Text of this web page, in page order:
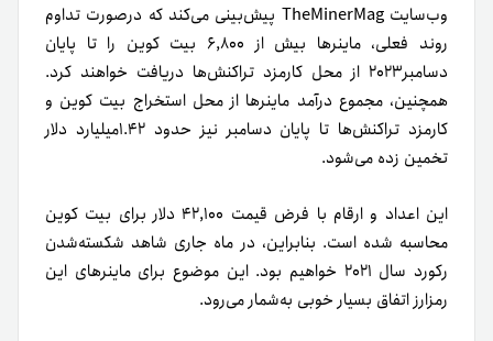
وب‌سایت TheMinerMag پیش‌بینی می‌کند که در‌صورت تداوم
روند فعلی، ماینرها بیش از ۶,۸۰۰ بیت کوین را تا پایان
دسامبر۲۰۲۳ از محل کارمزد تراکنش‌ها دریافت خواهند کرد.
همچنین، مجموع درآمد ماینرها از محل استخراج بیت کوین و
کارمزد تراکنش‌ها تا پایان دسامبر نیز حدود ۱.۴۲میلیارد دلار
تخمین زده می‌شود.
این اعداد و ارقام با فرض قیمت ۴۲,۱۰۰ دلار برای بیت کوین
محاسبه شده است. بنابراین، در ماه جاری شاهد شکسته‌شدن
رکورد سال ۲۰۲۱ خواهیم بود. این موضوع برای ماینرهای این
رمزارز اتفاق بسیار خوبی به‌شمار می‌رود.